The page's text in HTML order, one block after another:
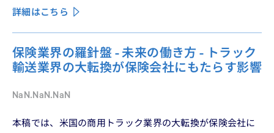
詳細はこちら
保険業界の羅針盤 - 未来の働き方 - トラック
輸送業界の大転換が保険会社にもたらす影響
NaN.NaN.NaN
本稿では、米国の商用トラック業界の大転換が保険会社に